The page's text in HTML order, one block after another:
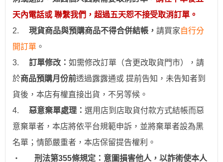
天內電話或 聯繫我們，超過五天恕不接受取消訂單。
2.
現貨商品與預購商品不得合併結帳 ， 請買家自行分
開訂單 。
3.
訂單修改： 如需修改訂單（含更改取貨門市），請
於商品預購月份前透過露露通或 提前告知，未告知者到
貨後，本店有權直接出貨，不另等候。
4.
惡意棄單處理： 選用 店到店取貨付款方式結帳而惡
意棄單者，本店將依平台規範申訴，並將棄單者設為黑
名單；情節嚴重者， 本店保留提告權利 。
‧
刑法第355條規定：意圖損害他人，以詐術使本人